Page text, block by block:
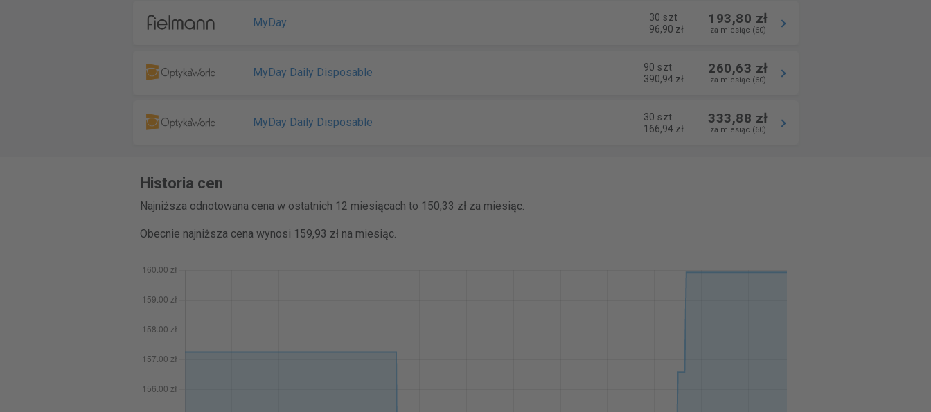
MyDay
30 szt
96,90 zł
193,80 zł
za miesiąc (60)
MyDay Daily Disposable
90 szt
390,94 zł
260,63 zł
za miesiąc (60)
MyDay Daily Disposable
30 szt
166,94 zł
333,88 zł
za miesiąc (60)
Historia cen
Najniższa odnotowana cena w ostatnich 12 miesiącach to 150,33 zł za miesiąc.
Obecnie najniższa cena wynosi 159,93 zł na miesiąc.